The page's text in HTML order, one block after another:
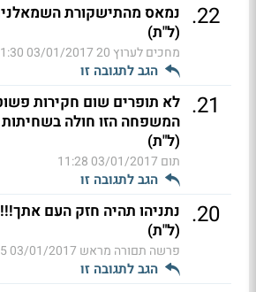
22
. נמאס מהתישקורת
(ל"ת)
מחכים לערוץ 20 03/01/2017 11:30
הגב לתגובה זו
21
. לא תופרים שום חקירות
המשפחה הזו חולה בשחיתות
(ל"ת)
תום 03/01/2017 11:28
הגב לתגובה זו
20
. נתניהו תהיה חזק העם אתך!!!
(ל"ת)
פרשה תםורה מראש 03/01/2017 11:25
הגב לתגובה זו